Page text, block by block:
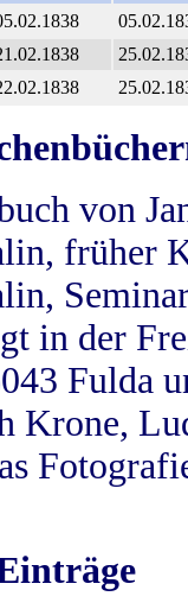
von
früher
in der
Fulda
Krone,